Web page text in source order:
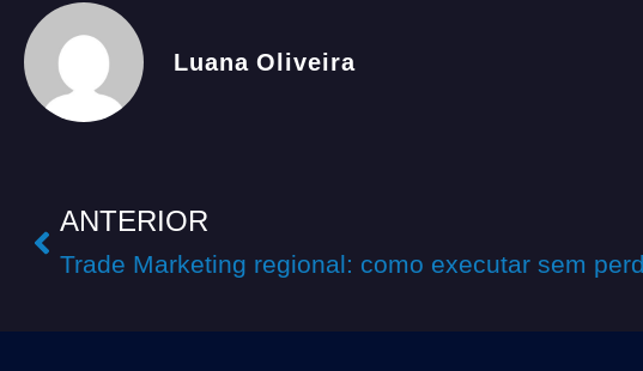
Luana Oliveira
ANTERIOR
Trade Marketing regional: como executar sem